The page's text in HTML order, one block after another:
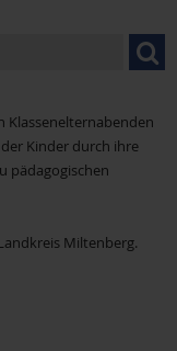
Klassenelternabenden
Kinder durch ihre
pädagogischen
Miltenberg.